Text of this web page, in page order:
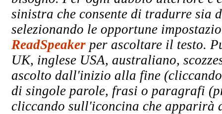
sinistra che consente di tradurre
selezionando le opportune
ReadSpeaker per ascoltare il testo.
UK, inglese USA, australiano,
ascolto dall'inizio alla fine
di singole parole, frasi o paragrafi
cliccando sull'iconcina che apparirà